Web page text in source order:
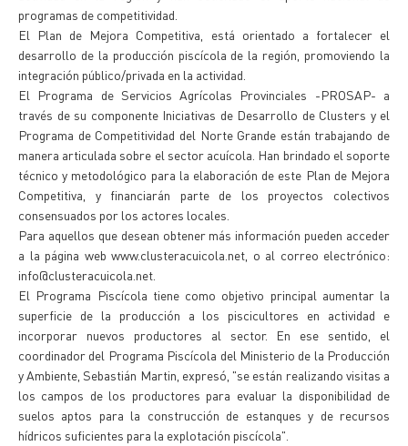
programas de competitividad.
El Plan de Mejora Competitiva, está orientado a fortalecer el
desarrollo de la producción piscícola de la región, promoviendo la
integración público/privada en la actividad.
El Programa de Servicios Agrícolas Provinciales -PROSAP- a
través de su componente Iniciativas de Desarrollo de Clusters y el
Programa de Competitividad del Norte Grande están trabajando de
manera articulada sobre el sector acuícola. Han brindado el soporte
técnico y metodológico para la elaboración de este Plan de Mejora
Competitiva, y financiarán parte de los proyectos colectivos
consensuados por los actores locales.
Para aquellos que desean obtener más información pueden acceder
a la página web www.clusteracuicola.net, o al correo electrónico:
info@clusteracuicola.net.
El Programa Piscícola tiene como objetivo principal aumentar la
superficie de la producción a los piscicultores en actividad e
incorporar nuevos productores al sector. En ese sentido, el
coordinador del Programa Piscícola del Ministerio de la Producción
y Ambiente, Sebastián Martin, expresó, "se están realizando visitas a
los campos de los productores para evaluar la disponibilidad de
suelos aptos para la construcción de estanques y de recursos
hídricos suficientes para la explotación piscícola".